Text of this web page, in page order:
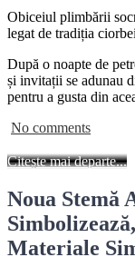
Obiceiul plimbării
legat de tradiția
După o noapte de
și invitații se adunau
pentru a gusta din
No comments
Citește mai departe...
Noua Stemă
Materiale